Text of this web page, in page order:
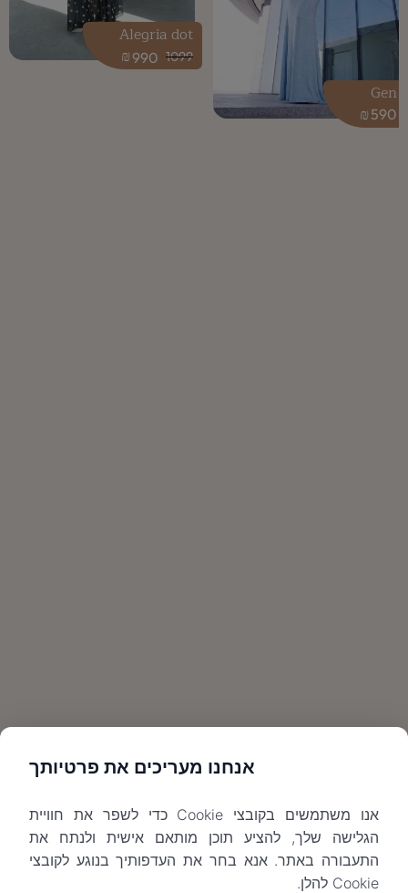
590
₪
Gen
1099
990
₪
Alegria dot
אנחנו מעריכים את פרטיותך
אנו משתמשים בקובצי Cookie כדי לשפר את חוויית
הגלישה שלך, להציע תוכן מותאם אישית ולנתח את
התעבורה באתר. אנא בחר את העדפותיך בנוגע לקובצי
Cookie להלן.